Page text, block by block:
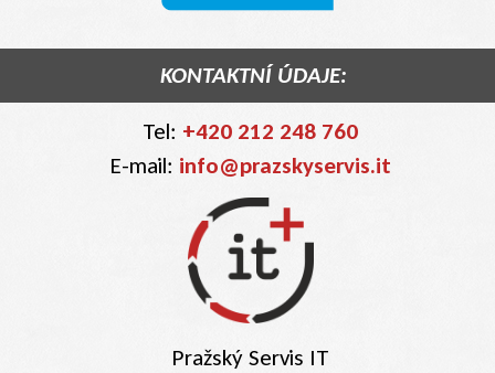
KONTAKTNÍ ÚDAJE:
Tel: +420 212 248 760
E-mail: info@prazskyservis.it
Pražský Servis IT